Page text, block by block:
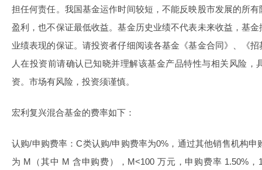
担任何责任。我国基金运作时间较短，不能反映股市发展的所
盈利，也不保证最低收益。基金历史业绩不代表未来收益，基
业绩表现的保证。请投资者仔细阅读各基金《基金合同》、《
人在投资前请确认已知晓并理解该基金产品特性与相关风险，
资。市场有风险，投资须谨慎。
宏利复兴混合基金的费率如下：
认购/申购费率：C类认购/申购费率为0%，通过其他销售机构申
为 M（其中 M 含申购费），M<100 万元，申购费率 1.50%，